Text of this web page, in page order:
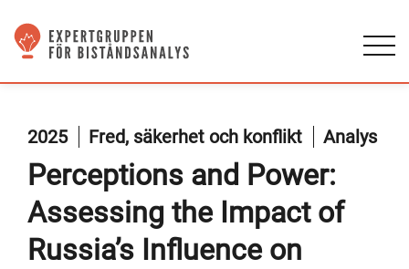
2025 Fred, säkerhet och konflikt Analys
Perceptions and Power:
Assessing the Impact of
Russia’s Influence on